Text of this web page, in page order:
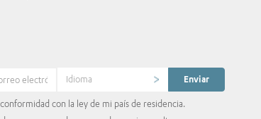
Idioma
con la ley de mi país de residencia.